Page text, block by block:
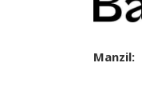
Manzil: